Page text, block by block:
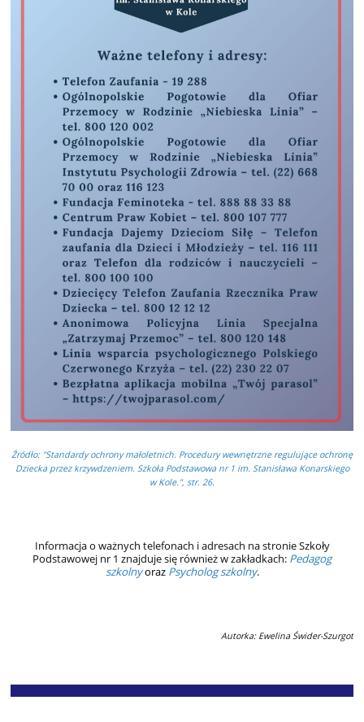
Źródło: "Standardy ochrony małoletnich. Procedury wewnętrzne regulujące ochronę
Dziecka przez krzywdzeniem. Szkoła Podstawowa nr 1 im. Stanisława Konarskiego
w Kole.", str. 26.
Informacja o ważnych telefonach i adresach na stronieSzkoły
Podstawowej nr 1 znajduje się również w zakładkach: Pedagog
szkolnyoraz Psycholog szkolny.
Autorka: Ewelina Świder-Szurgot